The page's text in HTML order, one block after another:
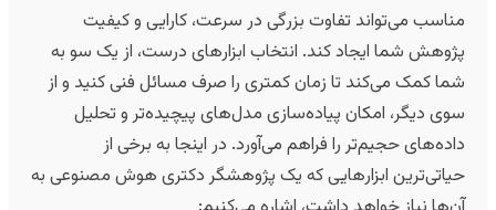
می‌تواند تفاوت بزرگی در سرعت، کارایی و کیفیت
شما ایجاد کند. انتخاب ابزارهای درست، از یک سو به
کمک می‌کند تا زمان کمتری را صرف مسائل فنی کنید و از
دیگر، امکان پیاده‌سازی مدل‌های پیچیده‌تر و تحلیل
حجیم‌تر را فراهم می‌آورد. در اینجا به برخی از
ابزارهایی که یک پژوهشگر دکتری هوش مصنوعی به